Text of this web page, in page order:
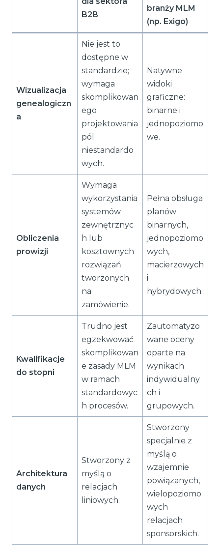
B2B
branży MLM
(np. Exigo)
Wizualizacja
genealogiczn
a
Nie jest to
dostępne w
standardzie;
wymaga
skomplikowan
ego
projektowania
pól
niestandardo
wych.
Natywne
widoki
graficzne:
binarne i
jednopoziomo
we.
Obliczenia
prowizji
Wymaga
wykorzystania
systemów
zewnętrznyc
h lub
kosztownych
rozwiązań
tworzonych
na
zamówienie.
Pełna obsługa
planów
binarnych,
jednopoziomo
wych,
macierzowych
i
hybrydowych.
Kwalifikacje
do stopni
Trudno jest
egzekwować
skomplikowan
e zasady MLM
w ramach
standardowyc
h procesów.
Zautomatyzo
wane oceny
oparte na
wynikach
indywidualny
ch i
grupowych.
Architektura
danych
Stworzony z
myślą o
relacjach
liniowych.
Stworzony
specjalnie z
myślą o
wzajemnie
powiązanych,
wielopoziomo
wych
relacjach
sponsorskich.